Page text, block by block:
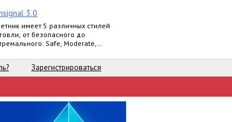
3.0
имеет 5 различных стилей
от безопасного до
Safe, Moderate,
Зарегистрироваться